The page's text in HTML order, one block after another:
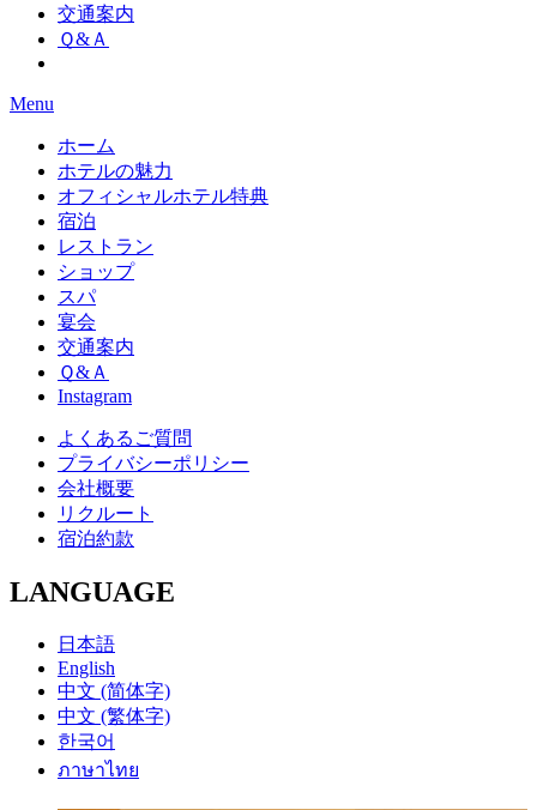
交通案内
Ｑ&Ａ
Menu
ホーム
ホテルの魅力
オフィシャルホテル特典
宿泊
レストラン
ショップ
スパ
宴会
交通案内
Ｑ&Ａ
Instagram
よくあるご質問
プライバシーポリシー
会社概要
リクルート
宿泊約款
LANGUAGE
日本語
English
中文 (简体字)
中文 (繁体字)
한국어
ภาษาไทย